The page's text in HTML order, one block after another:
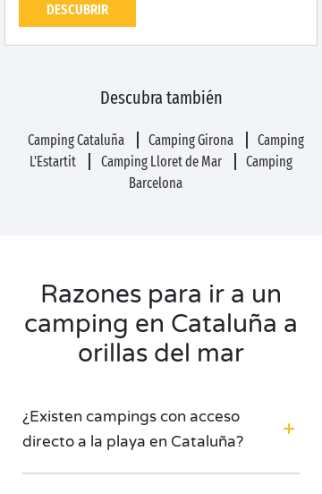
DESCUBRIR
Descubra también
Camping Cataluña Camping Girona
Camping
L'Estartit
Camping Lloret de Mar
Camping
Barcelona
Razones para ir a un
camping en Cataluña a
orillas del mar
¿Existen campings con acceso
directo a la playa en Cataluña?